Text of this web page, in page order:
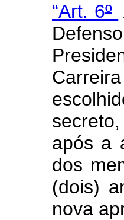
“Art. 6º
após a
dos
(dois)
nova